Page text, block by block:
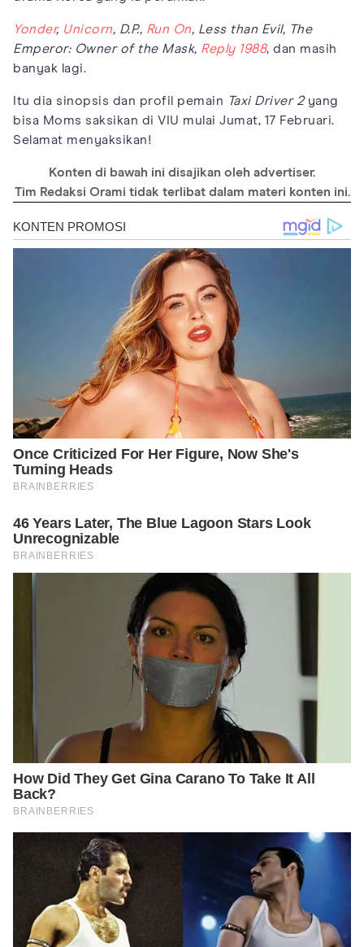
Yonder, Unicorn, D.P., Run On, Less than Evil, The
Emperor: Owner of the Mask, Reply 1988, dan masih
banyak lagi.
Itu dia sinopsis dan profil pemain Taxi Driver 2yang
bisa Moms saksikan di VIU mulai Jumat, 17 Februari.
Selamat menyaksikan!
Konten di bawah ini disajikan oleh advertiser.
Tim Redaksi Orami tidak terlibat dalam materi konten ini.